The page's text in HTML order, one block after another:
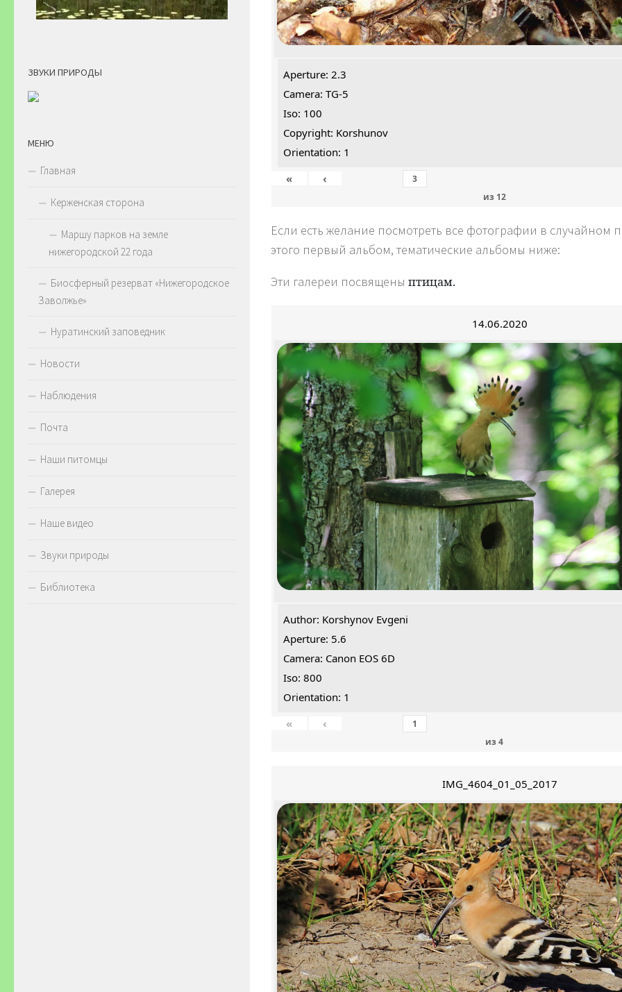
Aperture: 2.3
Camera: TG-5
Iso: 100
Copyright: Korshunov
Orientation: 1
«
‹
из 12
Если есть желание посмотреть все фотографии в случайном
этого первый альбом, тематические альбомы ниже:
Эти галереи посвящены птицам.
14.06.2020
Author: Korshynov Evgeni
Aperture: 5.6
Camera: Canon EOS 6D
Iso: 800
Orientation: 1
«
‹
из 4
IMG_4604_01_05_2017
ЗВУКИ ПРИРОДЫ
МЕНЮ
Главная
Керженская сторона
Маршу парков на земле
нижегородской 22 года
Биосферный резерват «Нижегородское
Заволжье»
Нуратинский заповедник
Новости
Наблюдения
Почта
Наши питомцы
Галерея
Наше видео
Звуки природы
Библиотека